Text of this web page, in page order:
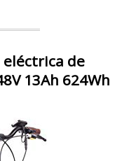
eléctrica de
13Ah 624Wh